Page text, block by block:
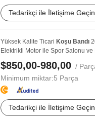
Tedarikçi ile İletişime Geçin
Yüksek Kalite Ticari Koşu Bandı
Elektrikli Motor ile Spor Salonu ve
$850,00-980,00 /
Minimum miktar:5 Parça
Tedarikçi ile İletişime Geçin